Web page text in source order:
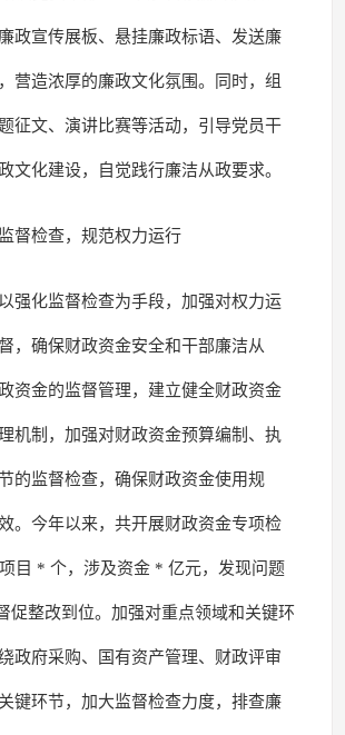
政宣传展板、悬挂廉政标语、发送廉
营造浓厚的廉政文化氛围。同时，组
征文、演讲比赛等活动，引导党员干
文化建设，自觉践行廉洁从政要求。
督检查，规范权力运行
强化监督检查为手段，加强对权力运
，确保财政资金安全和干部廉洁从
资金的监督管理，建立健全财政资金
机制，加强对财政资金预算编制、执
的监督检查，确保财政资金使用规
。今年以来，共开展财政资金专项检
目 * 个，涉及资金 * 亿元，发现问题
促整改到位。加强对重点领域和关键环
政府采购、国有资产管理、财政评审
键环节，加大监督检查力度，排查廉